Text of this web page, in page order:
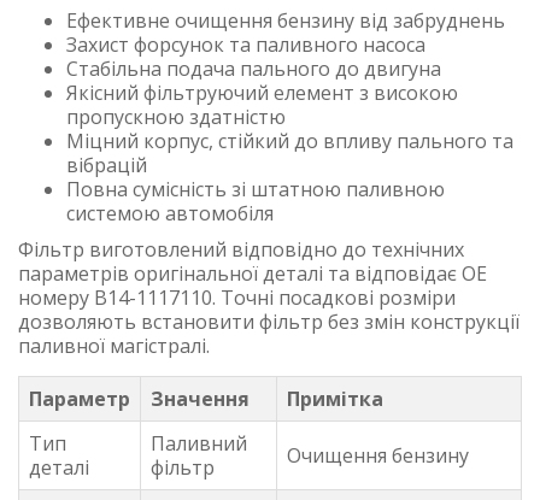
Ефективне очищення бензину від забруднень
Захист форсунок та паливного насоса
Стабільна подача пального до двигуна
Якісний фільтруючий елемент з високою
пропускною здатністю
Міцний корпус, стійкий до впливу пального та
вібрацій
Повна сумісність зі штатною паливною
системою автомобіля
Фільтр виготовлений відповідно до технічних
параметрів оригінальної деталі та відповідає OE
номеру B14-1117110. Точні посадкові розміри
дозволяють встановити фільтр без змін конструкції
паливної магістралі.
Параметр
Значення
Примітка
Тип
деталі
Паливний
фільтр
Очищення бензину